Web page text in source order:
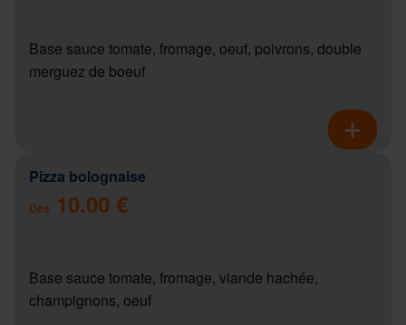
Base sauce tomate, fromage, oeuf, poivrons, double
merguez de boeuf
Pizza bolognaise
Dès 10.00 €
Base sauce tomate, fromage, viande hachée,
champignons, oeuf